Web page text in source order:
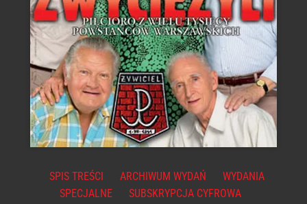
SPIS TREŚCI ARCHIWUM WYDAŃ
WYDANIA
SPECJALNE
SUBSKRYPCJA CYFROWA